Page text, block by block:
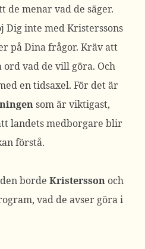
de menar vad de säger.
Dig inte med Kristerssons
på Dina frågor. Kräv att
vad de vill göra. Och
en tidsaxel. För det är
som är viktigast,
landets medborgare blir
förstå.
borde Kristersson och
vad de avser göra i